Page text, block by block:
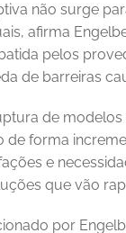
não surge
afirma
pelos
de barreiras
de
de forma
e
que vão
por